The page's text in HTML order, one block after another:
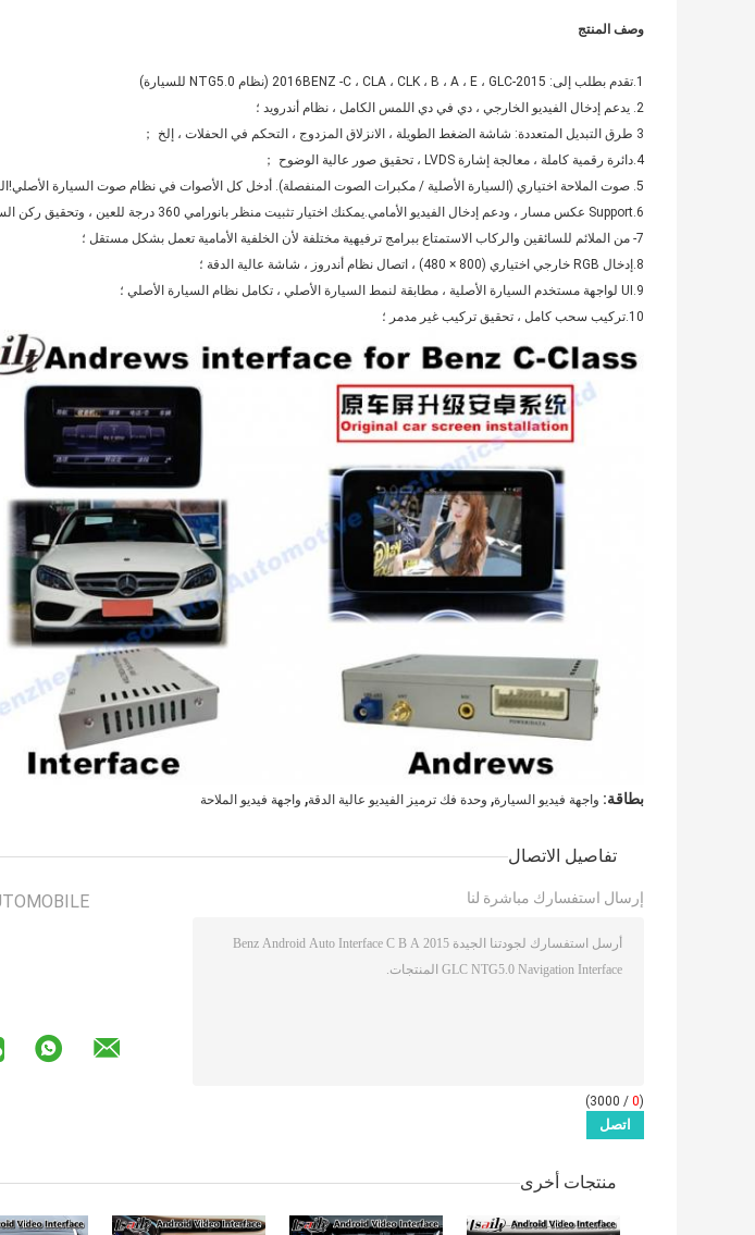
وصف المنتج
1.تقدم بطلب إلى: 2015-2016BENZ -C ، CLA ، CLK ، B ، A ، E ، GLC (نظام NTG5.0 للسيارة)
2. يدعم إدخال الفيديو الخارجي ، دي في دي اللمس الكامل ، نظام أندرويد ؛
3 طرق التبديل المتعددة: شاشة الضغط الطويلة ، الانزلاق المزدوج ، التحكم في الحفلات ، إلخ ；
4.دائرة رقمية كاملة ، معالجة إشارة LVDS ، تحقيق صور عالية الوضوح ；
5. صوت الملاحة اختياري (السيارة الأصلية / مكبرات الصوت المنفصلة). أدخل كل الأصوات في نظام صوت السيارة الأصلي!الحصول على صوت مثالي ؛
6.Support عكس مسار ، ودعم إدخال الفيديو الأمامي.يمكنك اختيار تثبيت منظر بانورامي 360 درجة للعين ، وتحقيق ركن السيارة بدون منطقة عمياء ؛
7- من الملائم للسائقين والركاب الاستمتاع ببرامج ترفيهية مختلفة لأن الخلفية الأمامية تعمل بشكل مستقل ؛
8.إدخال RGB خارجي اختياري (800 × 480) ، اتصال نظام أندروز ، شاشة عالية الدقة ؛
9.UI لواجهة مستخدم السيارة الأصلية ، مطابقة لنمط السيارة الأصلي ، تكامل نظام السيارة الأصلي ؛
10.تركيب سحب كامل ، تحقيق تركيب غير مدمر ؛
بطاقة: واجهة فيديو السيارة, وحدة فك ترميز الفيديو عالية الدقة, واجهة فيديو الملاحة
تفاصيل الاتصال
إرسال استفسارك مباشرة لنا
(
0
/ 3000)
منتجات أخرى